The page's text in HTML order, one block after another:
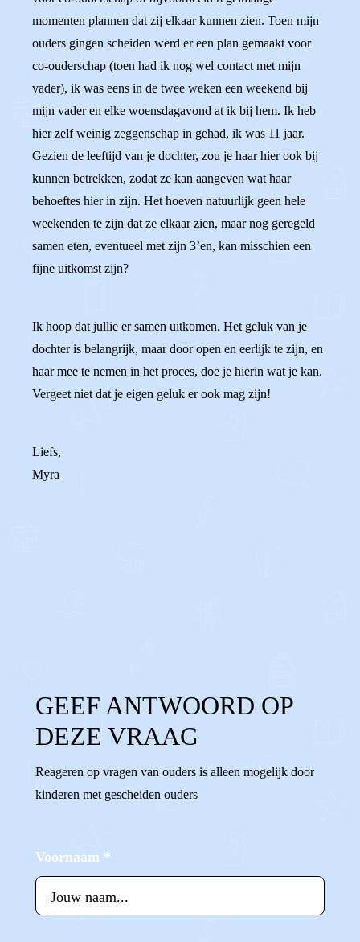
momenten plannen dat zij elkaar kunnen zien. Toen mijn
ouders gingen scheiden werd er een plan gemaakt voor
co-ouderschap (toen had ik nog wel contact met mijn
vader), ik was eens in de twee weken een weekend bij
mijn vader en elke woensdagavond at ik bij hem. Ik heb
hier zelf weinig zeggenschap in gehad, ik was 11 jaar.
Gezien de leeftijd van je dochter, zou je haar hier ook bij
kunnen betrekken, zodat ze kan aangeven wat haar
behoeftes hier in zijn. Het hoeven natuurlijk geen hele
weekenden te zijn dat ze elkaar zien, maar nog geregeld
samen eten, eventueel met zijn 3’en, kan misschien een
fijne uitkomst zijn?
Ik hoop dat jullie er samen uitkomen. Het geluk van je
dochter is belangrijk, maar door open en eerlijk te zijn, en
haar mee te nemen in het proces, doe je hierin wat je kan.
Vergeet niet dat je eigen geluk er ook mag zijn!
Liefs,
Myra
GEEF ANTWOORD OP
DEZE VRAAG
Reageren op vragen van ouders is alleen mogelijk door
kinderen met gescheiden ouders
Voornaam *